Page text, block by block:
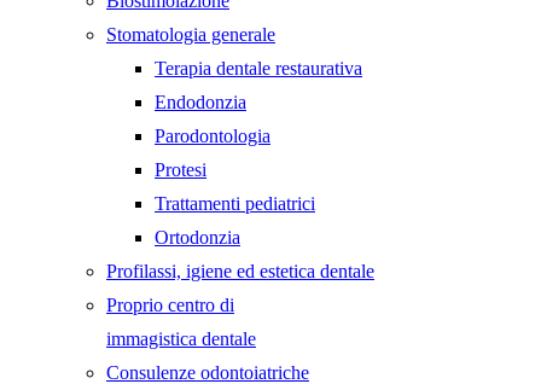
Stomatologia generale
Terapia dentale restaurativa
Endodonzia
Parodontologia
Protesi
Trattamenti pediatrici
Ortodonzia
Profilassi, igiene ed estetica dentale
Proprio centro di
immagistica dentale
Consulenze odontoiatriche